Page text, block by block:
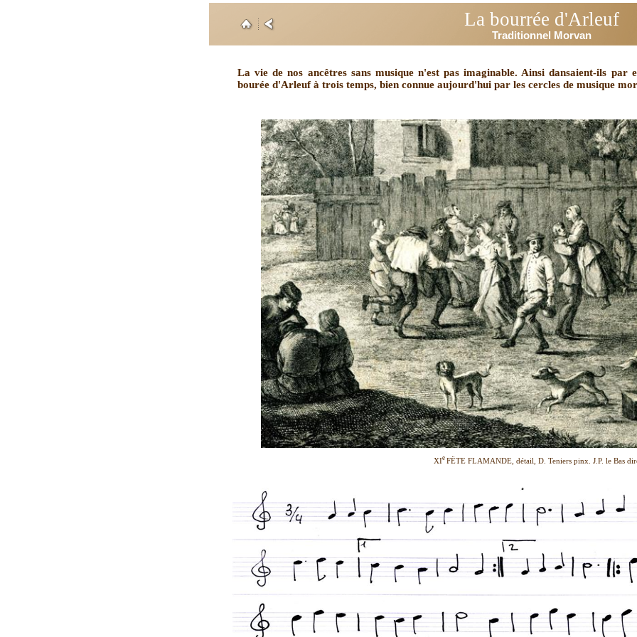
La bourrée d'Arleuf
Traditionnel Morvan
La vie de nos ancêtres sans musique n'est pas imaginable. Ainsi dansaient-ils par
bourée d'Arleuf à trois temps, bien connue aujourd'hui par les cercles de musique
XIe FËTE FLAMANDE, détail, D. Teniers pinx. J.P. le Bas